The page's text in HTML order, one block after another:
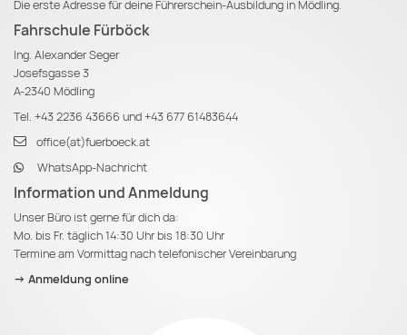
Die erste Adresse für deine Führerschein-Ausbildung in Mödling.
Fahrschule Fürböck
Ing. Alexander Seger
Josefsgasse 3
A-2340 Mödling
Tel. +43 2236 43666 und+43 677 61483644
office(at)fuerboeck.at
WhatsApp-Nachricht
Information und Anmeldung
Unser Büro ist gerne für dich da:
Mo. bis Fr. täglich 14:30 Uhr bis 18:30 Uhr
Termine am Vormittag nach telefonischer Vereinbarung
-> Anmeldung online